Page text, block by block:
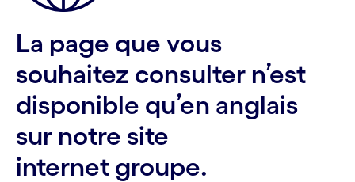
La page que vous
souhaitez consulter n’est
disponible qu’en anglais
sur notre site
internet groupe.